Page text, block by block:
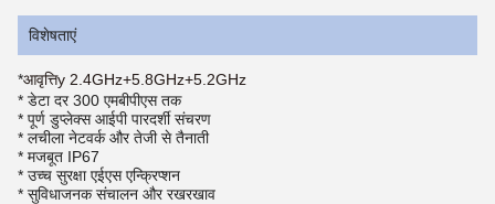
विशेषताएं
*आवृत्तिy 2.4GHz+5.8GHz+5.2GHz
* डेटा दर 300 एमबीपीएस तक
* पूर्ण डुप्लेक्स आईपी पारदर्शी संचरण
* लचीला नेटवर्क और तेजी से तैनाती
* मजबूत IP67
* उच्च सुरक्षा एईएस एन्क्रिप्शन
* सुविधाजनक संचालन और रखरखाव